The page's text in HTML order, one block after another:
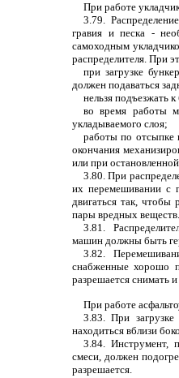
При работе
3.79.
гравия и песка -
самоходным
распределителя. При
при загрузке
должен подаваться
нельзя подъезжать
во время работы
укладываемого слоя;
работы по отсыпке
окончания
или при
3.80. При
их перемешивании с
двигаться так,
пары вредных веществ.
3.81.
машин должны быть
3.82.
снабженные хорошо
разрешается снимать
При работе
3.83. При
находиться вблизи
3.84. Инструмент,
смеси, должен
разрешается.